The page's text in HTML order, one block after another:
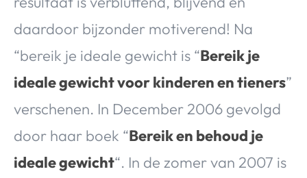
daardoor bijzonder motiverend! Na
“bereik je ideale gewicht is “Bereik je
ideale gewicht voor kinderen en tieners”
verschenen. In December 2006 gevolgd
door haar boek “Bereik en behoud je
ideale gewicht“. In de zomer van 2007 is